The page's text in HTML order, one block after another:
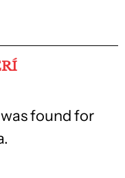
found for